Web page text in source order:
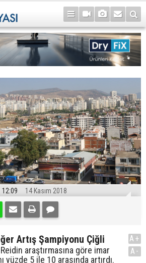
12:09 14 Kasım 2018
Artış Şampiyonu Çiğli
araştırmasına göre imar
yüzde 5 ile 10 arasında artırdı.
A+
A-